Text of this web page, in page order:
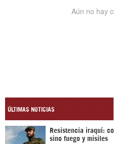
ÚLTIMAS NOTICIAS
Resistencia iraquí:
sino fuego y misiles